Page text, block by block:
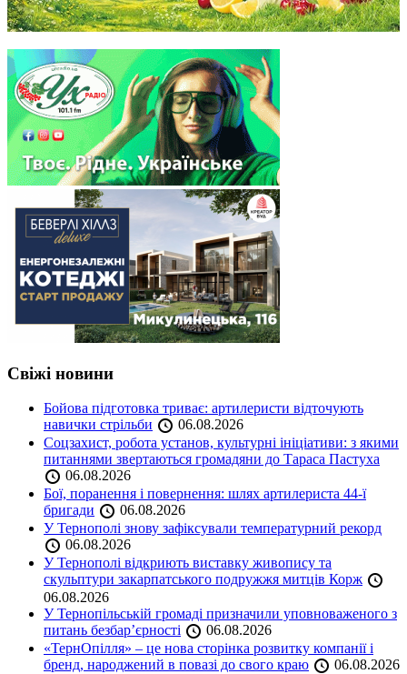
Свіжі новини
Бойова підготовка триває: артилеристи відточують
навички стрільби
06.08.2026
Соцзахист, робота установ, культурні ініціативи: з якими
питаннями звертаються громадяни до Тараса Пастуха
06.08.2026
Бої, поранення і повернення: шлях артилериста 44-ї
бригади
06.08.2026
У Тернополі знову зафіксували температурний рекорд
06.08.2026
У Тернополі відкриють виставку живопису та
скульптури закарпатського подружжя митців Корж
06.08.2026
У Тернопільській громаді призначили уповноваженого з
питань безбар’єрності
06.08.2026
«ТернОпілля» – це нова сторінка розвитку компанії і
бренд, народжений в повазі до свого краю
06.08.2026